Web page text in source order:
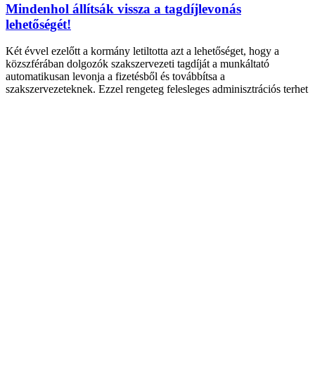
Mindenhol állítsák vissza a tagdíjlevonás
lehetőségét!
Két évvel ezelőtt a kormány letiltotta azt a lehetőséget, hogy a
közszférában dolgozók szakszervezeti tagdíját a munkáltató
automatikusan levonja a fizetésből és továbbítsa a
szakszervezeteknek. Ezzel rengeteg felesleges adminisztrációs terhet